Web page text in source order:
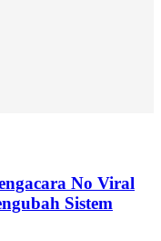
No Viral
Sistem